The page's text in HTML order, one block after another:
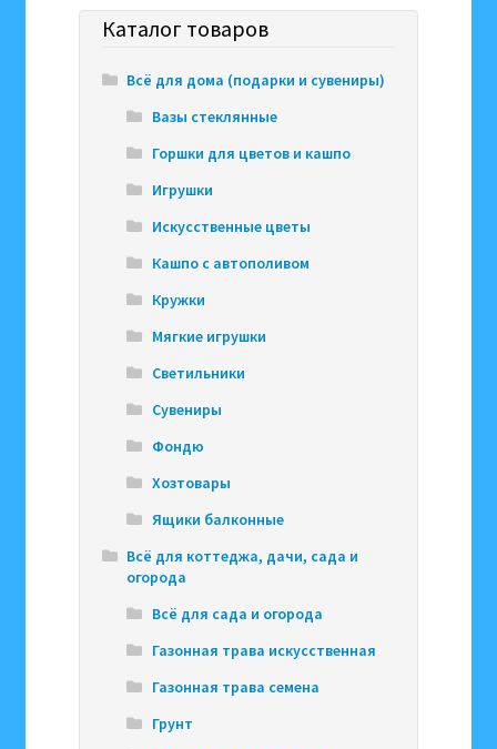
Каталог товаров
Всё для дома (подарки и сувениры)
Вазы стеклянные
Горшки для цветов и кашпо
Игрушки
Искусственные цветы
Кашпо с автополивом
Кружки
Мягкие игрушки
Светильники
Сувениры
Фондю
Хозтовары
Ящики балконные
Всё для коттеджа, дачи, сада и
огорода
Всё для сада и огорода
Газонная трава искусственная
Газонная трава семена
Грунт